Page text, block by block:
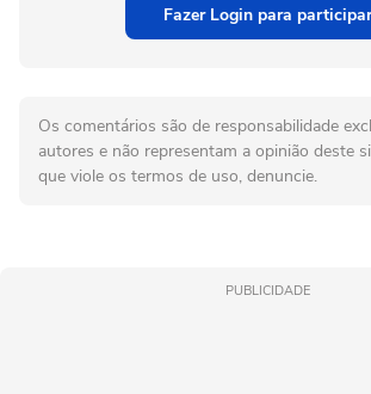
Fazer Login para participar
Os comentários são de responsabilidade
autores e não representam a opinião deste
que viole os termos de uso, denuncie.
PUBLICIDADE